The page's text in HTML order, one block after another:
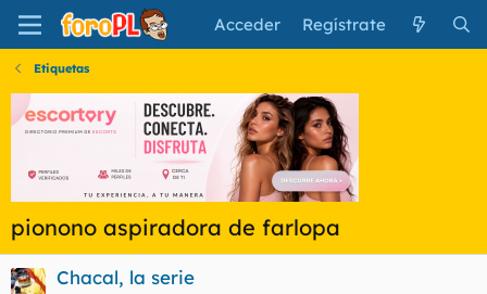
Acceder Regístrate
Etiquetas
pionono aspiradora de farlopa
Chacal, la serie